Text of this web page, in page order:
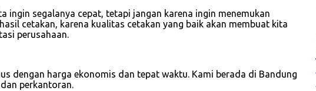
ingin segalanya cepat, tetapi jangan karena ingin menemukan
cetakan, karena kualitas cetakan yang baik akan membuat kita
perusahaan.
dengan harga ekonomis dan tepat waktu. Kami berada di Bandung
perkantoran.